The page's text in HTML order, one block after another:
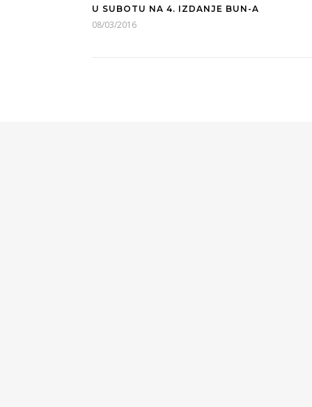
U SUBOTU NA 4. IZDANJE BUN-A
08/03/2016